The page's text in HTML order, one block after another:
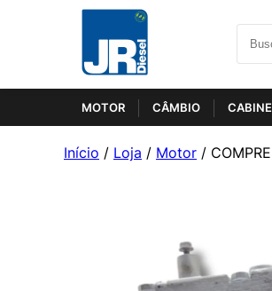
MOTOR CÂMBIO
Início / Loja / Motor /